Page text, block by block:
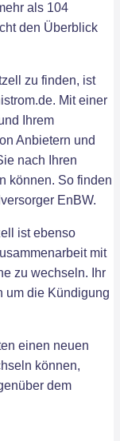
als 104
den Überblick
zu finden, ist
Mit einer
Ihrem
Anbietern und
nach Ihren
können. So finden
EnBW.
ist ebenso
mit
zu wechseln. Ihr
um die Kündigung
einen neuen
können,
dem